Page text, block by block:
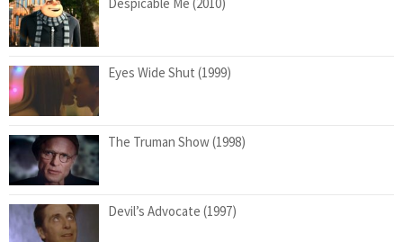
Eyes Wide Shut (1999)
The Truman Show (1998)
Devil’s Advocate (1997)